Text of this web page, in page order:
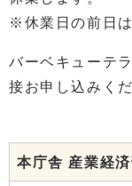
※休業日の前日
バーベキューテ
接お申し込みくだ
本庁舎 産業経